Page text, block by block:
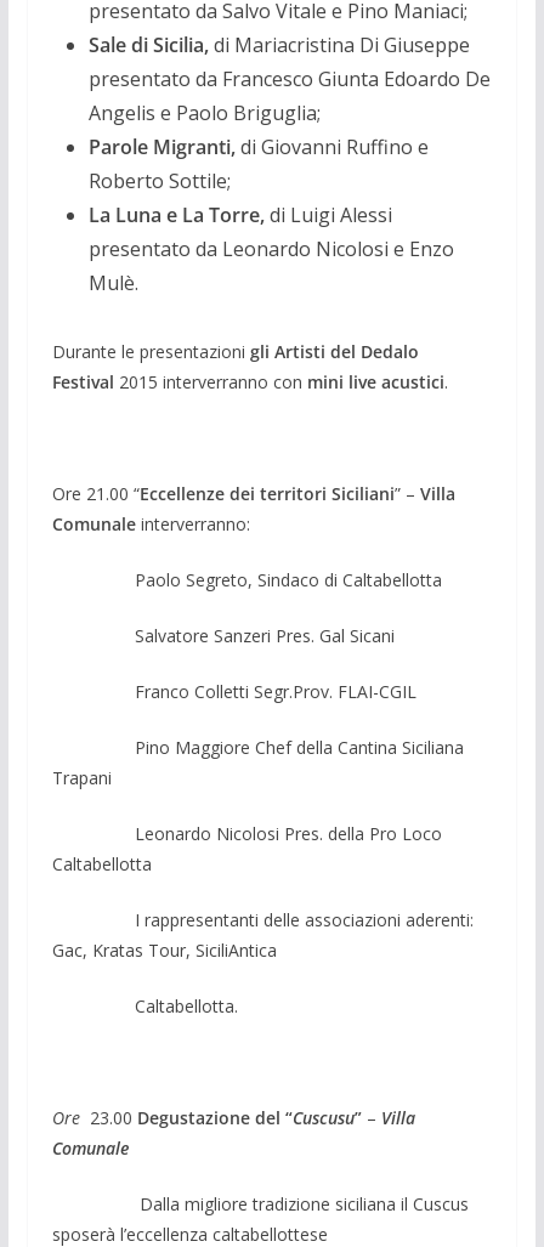
presentato da Salvo Vitale e Pino Maniaci;
Sale di Sicilia,di Mariacristina Di Giuseppe
presentato da Francesco Giunta Edoardo De
Angelis e Paolo Briguglia;
Parole Migranti,di Giovanni Ruffino e
Roberto Sottile;
La Luna e La Torre,di Luigi Alessi
presentato da Leonardo Nicolosi e Enzo
Mulè.
Durante le presentazioni gli Artisti del Dedalo
Festival 2015 interverranno con mini live acustici.
Ore 21.00 “Eccellenze dei territori Siciliani” – Villa
Comunaleinterverranno:
Paolo Segreto, Sindaco di Caltabellotta
Salvatore Sanzeri Pres. Gal Sicani
Franco Colletti Segr.Prov. FLAI-CGIL
Pino Maggiore Chef della Cantina Siciliana
Trapani
Leonardo Nicolosi Pres. della Pro Loco
Caltabellotta
I rappresentanti delle associazioni aderenti:
Gac, Kratas Tour, SiciliAntica
Caltabellotta.
Ore 23.00 Degustazione del “Cuscusu”– Villa
Comunale
Dalla migliore tradizione siciliana il Cuscus
sposerà l’eccellenza caltabellottese